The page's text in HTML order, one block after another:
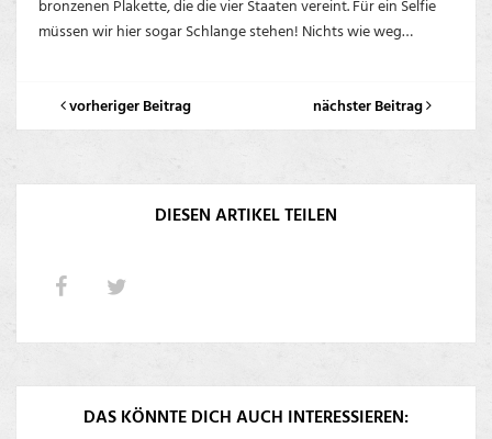
bronzenen Plakette, die die vier Staaten vereint. Für ein Selfie
müssen wir hier sogar Schlange stehen! Nichts wie weg…
vorheriger Beitrag nächster Beitrag
DIESEN ARTIKEL TEILEN
DAS KÖNNTE DICH AUCH INTERESSIEREN: